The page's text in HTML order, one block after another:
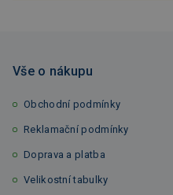
Vše o nákupu
Obchodní podmínky
Reklamační podmínky
Doprava a platba
Velikostní tabulky